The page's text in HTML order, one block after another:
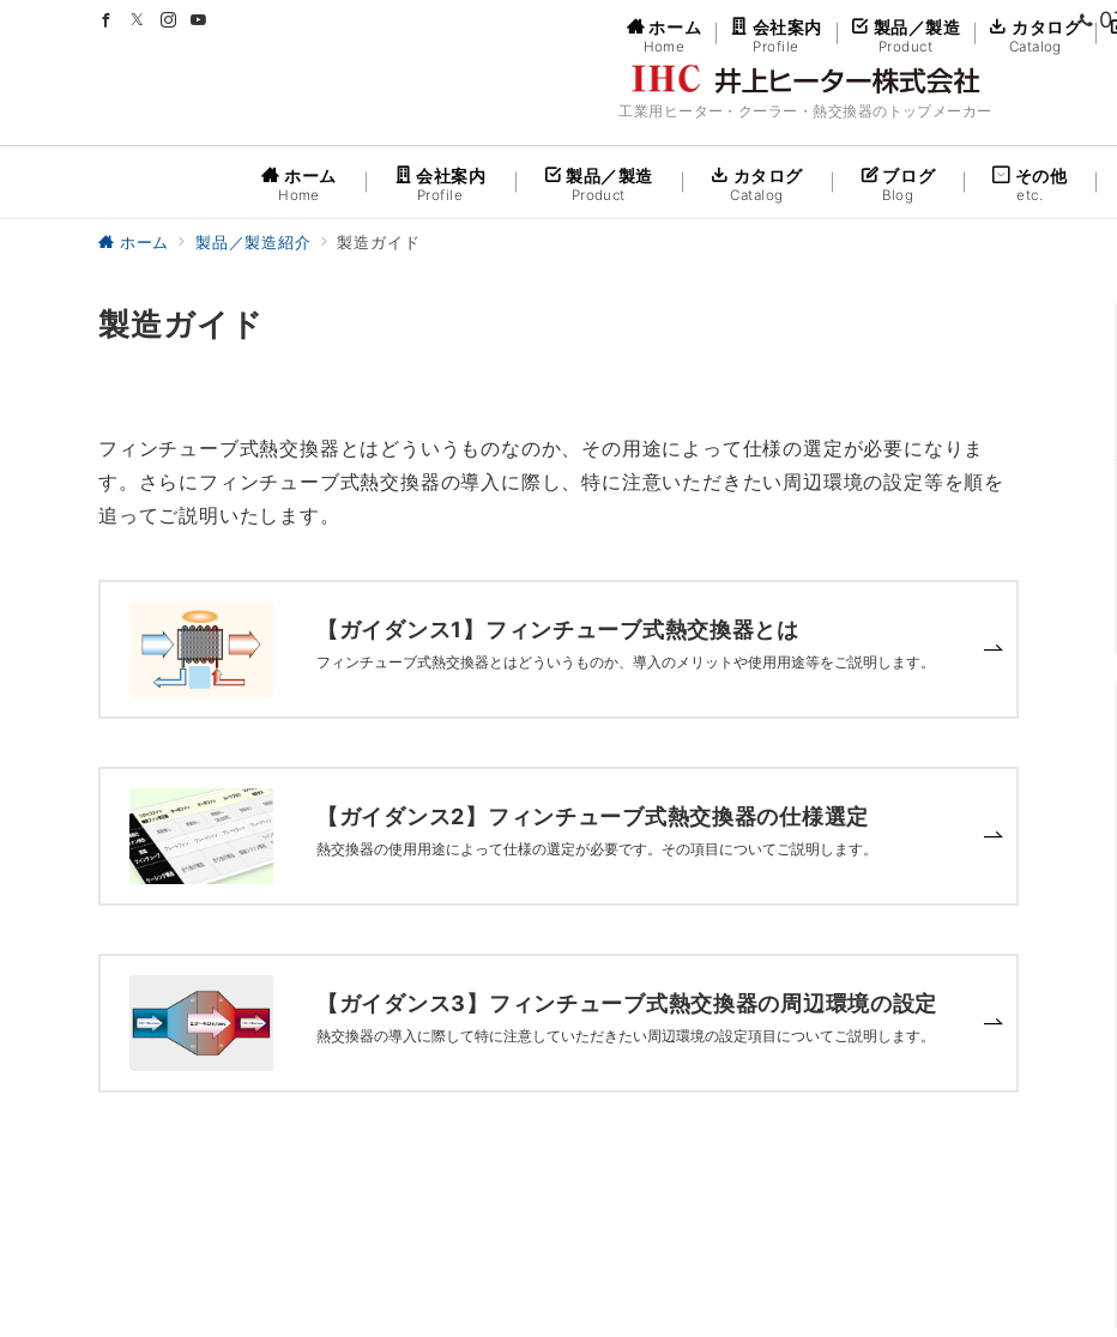
工業用ヒーター・クーラー・熱交換器のトップメーカー
ホーム
Home
会社案内
Profile
製品／製造
Product
カタログ
Catalog
ブログ
Blog
その他
etc.
ホーム
Home
会社案内
Profile
製品／製造
Product
カタログ
Catalog
ホーム 製品／製造紹介 製造ガイド
製造ガイド
フィンチューブ式熱交換器とはどういうものなのか、その用途によって仕様の選定が必要になりま
す。さらにフィンチューブ式熱交換器の導入に際し、特に注意いただきたい周辺環境の設定等を順を
追ってご説明いたします。
【ガイダンス1】フィンチューブ式熱交換器とは
フィンチューブ式熱交換器とはどういうものか、導入のメリットや使用用途等をご説明します。
【ガイダンス2】フィンチューブ式熱交換器の仕様選定
熱交換器の使用用途によって仕様の選定が必要です。その項目についてご説明します。
【ガイダンス3】フィンチューブ式熱交換器の周辺環境の設定
熱交換器の導入に際して特に注意していただきたい周辺環境の設定項目についてご説明します。